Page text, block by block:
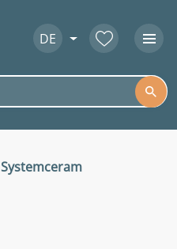
DE
Systemceram